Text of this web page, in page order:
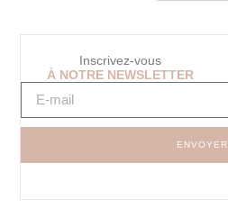
Inscrivez-vous
À NOTRE NEWSLETTER
ENVOYER